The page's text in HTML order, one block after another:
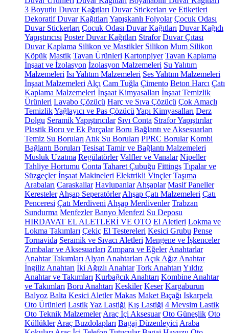
3 Boyutlu Duvar Kağıtları Duvar Stickerları ve Etiketleri
Dekoratif Duvar Kağıtları Yapışkanlı Folyolar Çocuk Odası
Duvar Stickerları Çocuk Odası Duvar Kağıtları Duvar Kağıdı
Yapıştırıcısı Poster Duvar Kağıtları Strafor Duvar Çıtası
Duvar Kaplama Silikon ve Mastikler Silikon Mum Silikon
Köpük Mastik Tavan Ürünleri Kartonpiyer Tavan Kaplama
İnşaat ve İzolasyon İzolasyon Malzemeleri Su Yalıtım
Malzemeleri Isı Yalıtım Malzemeleri Ses Yalıtım Malzemeleri
İnşaat Malzemeleri Alçı Cam Tuğla Çimento Beton Harcı Çatı
Kaplama Malzemeleri İnşaat Kimyasalları İnşaat Temizlik
Ürünleri Lavabo Çözücü Harç ve Sıva Çözücü Çok Amaçlı
TemizlikYağlayıcı ve Pas Çözücü Yapı Kimyasalları Derz
Dolgu Seramik Yapıştırıcılar Sıvı Conta Strafor Yapıştırılar
Plastik Boru ve Ek Parçalar Boru Bağlantı ve Aksesuarları
Temiz Su Boruları Atık Su Boruları PPRC Borular Kombi
Bağlantı Boruları Tesisat Tamir ve Bağlantı Malzemeleri
Musluk Uzatma Regülatörler Valfler ve Vanalar Nipeller
Tahliye Hortumu Conta Taharet Çubuğu Fittings Tıpalar ve
Süzgeçler İnşaat Makineleri Elektrikli Vinçler Taşıma
Arabaları Caraskallar Havlupanlar Ahşaplar Masif Paneller
Keresteler Ahşap Seperatörler Ahşap Çatı Malzemeleri Çatı
Penceresi Çatı Merdiveni Ahşap Merdivenler Trabzan
Sundurma Menfezler Banyo Menfezi Su Deposu
HIRDAVAT EL ALETLERİ VE OTO El Aletleri Lokma ve
Lokma Takımları Çekiç El Testereleri Kesici Grubu Pense
Tornavida Seramik ve Sıvacı Aletleri Mengene ve İşkenceler
Zımbalar ve Aksesuarları Zımpara ve Eğeler Anahtarlar
Anahtar Takımları Alyan Anahtarları Açık Ağız Anahtar
İngiliz Anahtarı İki Ağızlı Anahtar Tork Anahtarı Yıldız
Anahtar ve Takımları Kurbağcık Anahtarı Kombine Anahtar
ve Takımları Boru Anahtarı Keskiler Keser Kargaburun
Balyoz Balta Kesici Aletler Makas Maket Bıçağı Iskarpela
Oto Ürünleri LastikYaz Lastiği Kış Lastiği 4 Mevsim Lastik
Oto Teknik Malzemeler Araç İçi Aksesuar Oto Güneşlik Oto
Küllükler Araç Buzdolapları Bagaj Düzenleyici Araba